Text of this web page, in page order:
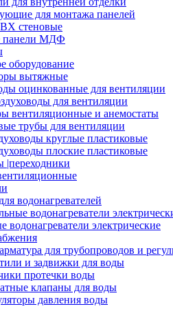
для монтажа панелей
стеновые
панели МДФ
оборудование
вытяжные
оцинкованные для вентиляции
для вентиляции
вентиляционные и анемостаты
трубы для вентиляции
круглые пластиковые
плоские пластиковые
|переходники
водонагревателей
водонагреватели
водонагреватели электрические
для трубопроводов и
и задвижки для воды
протечки воды
клапаны для воды
давления воды